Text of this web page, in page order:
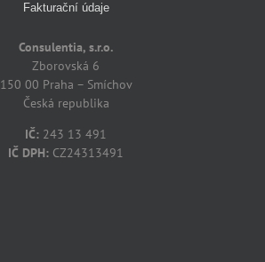
Fakturační údaje
Consulentia, s.r.o.
Zborovská 6
150 00 Praha – Smíchov
Česká republika
IČ: 243 13 491
IČ DPH: CZ24313491